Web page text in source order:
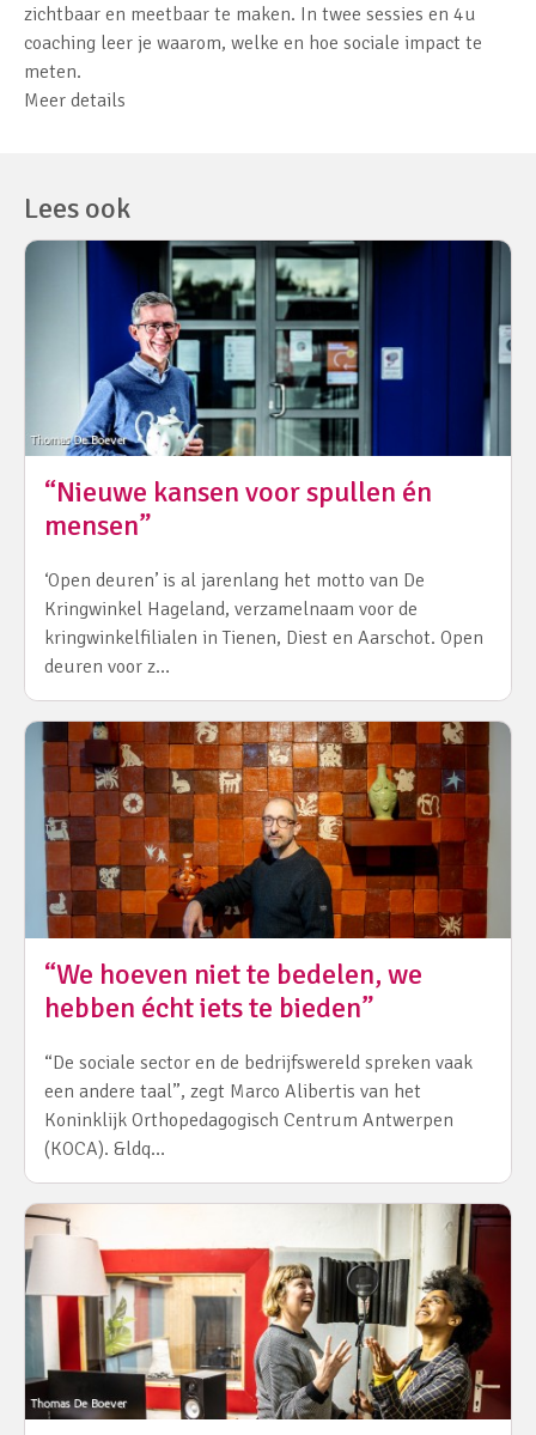
zichtbaar en meetbaar te maken. In twee sessies en 4u
coaching leer je waarom, welke en hoe sociale impact te
meten.
Meer details
Lees ook
“Nieuwe kansen voor spullen én
mensen”
‘Open deuren’ is al jarenlang het motto van De
Kringwinkel Hageland, verzamelnaam voor de
kringwinkelfilialen in Tienen, Diest en Aarschot. Open
deuren voor z…
“We hoeven niet te bedelen, we
hebben écht iets te bieden”
“De sociale sector en de bedrijfswereld spreken vaak
een andere taal”, zegt Marco Alibertis van het
Koninklijk Orthopedagogisch Centrum Antwerpen
(KOCA). &ldq…